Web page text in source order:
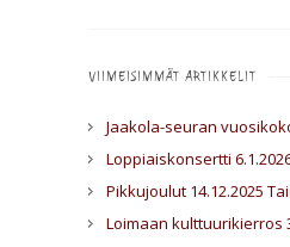
VIIMEISIMMÄT ARTIKKELIT
Jaakola-seuran
Loppiaiskonsertti
Pikkujoulut 14.12.2025
Loimaan kulttuurikierros